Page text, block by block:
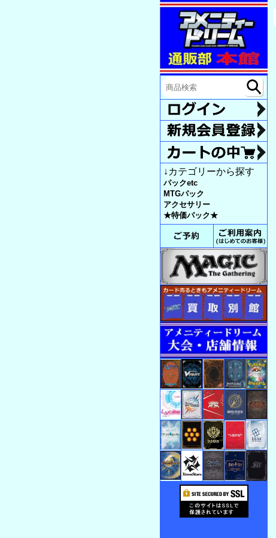
↓カテゴリーから探す
パックetc
MTGパック
アクセサリー
★特価パック★